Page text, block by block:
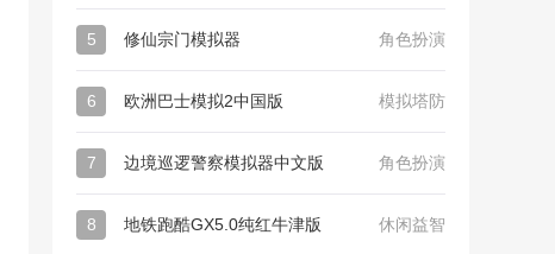
5 修仙宗门模拟器 角色扮演
6 欧洲巴士模拟2中国版 模拟塔防
7 边境巡逻警察模拟器中文版 角色扮演
8 地铁跑酷GX5.0纯红牛津版 休闲益智